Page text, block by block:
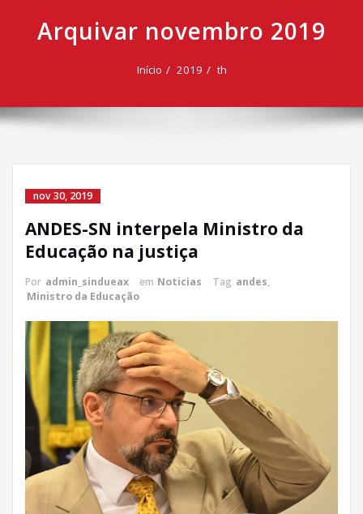
Arquivar novembro 2019
Início 2019 th
nov 30, 2019
ANDES-SN interpela Ministro da
Educação na justiça
Por admin_sindueax em Noticias Tag andes,
Ministro da Educação